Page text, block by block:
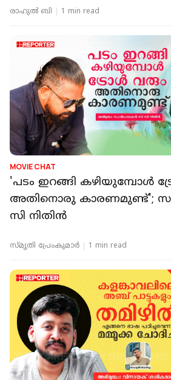
രാഹുൽ ബി 1 min read
MOVIE CHAT
'പടം ഇറങ്ങി കഴിയുമ്പോൾ
അതിനൊരു കാരണമുണ്ട്';
സി നിതിൻ
സ്മൃതി പ്രേംകുമാര്‍ 1 min read